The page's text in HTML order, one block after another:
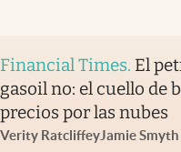
Financial Times. El
gasoil no: el cuello de
precios por las nubes
Verity RatcliffeyJamie Smyth